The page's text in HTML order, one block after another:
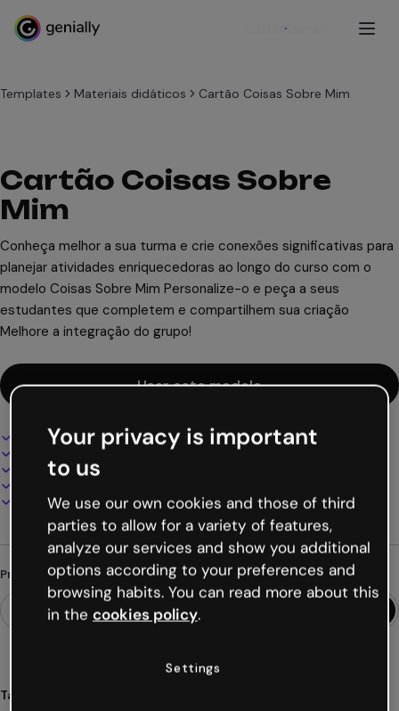
Cadastre-se
Templates Materiais didáticos Cartão Coisas Sobre Mim
Cartão Coisas Sobre
Mim
Conheça melhor a sua turma e crie conexões significativas para
planejar atividades enriquecedoras ao longo do curso com o
modelo Coisas Sobre Mim Personalize-o e peça a seus
estudantes que completem e compartilhem sua criação
Melhore a integração do grupo!
Usar este modelo
Design interativo e animado
100% personalizável
Adicione áudio, vídeo e multimídia
Baixe em PDF, MP4 e outros formatos
Procurando algo diferente?
Tags
Your privacy is important
to us
We use our own cookies and those of third
parties to allow for a variety of features,
analyze our services and show you additional
options according to your preferences and
browsing habits. You can read more about this
in the cookies policy.
Settings